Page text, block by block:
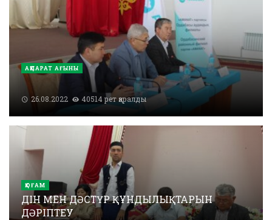
АҚПАРАТ АҒЫНЫ
26.08.2022 40514 рет қаралды
ҚОҒАМ
ДІН МЕН ДӘСТҮР ҚҰНДЫЛЫҚТАРЫН
ДӘРІПТЕУ